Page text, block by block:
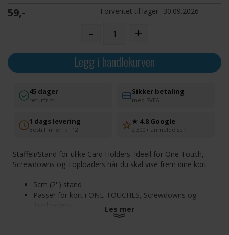
59,- Forventet til lager 30.09.2026
- +
Legg i handlekurven
45 dager
returfrist
Sikker betaling
med SVEA
1 dags levering
Bestill innen kl. 12
★ 4.8 Google
2 300+ anmeldelser
Staffeli/Stand for ulike Card Holders. Ideell for One Touch,
Screwdowns og Toploaders når du skal vise frem dine kort.
5cm (2'') stand
Passer for kort i ONE-TOUCHES, Screwdowns og
Les mer